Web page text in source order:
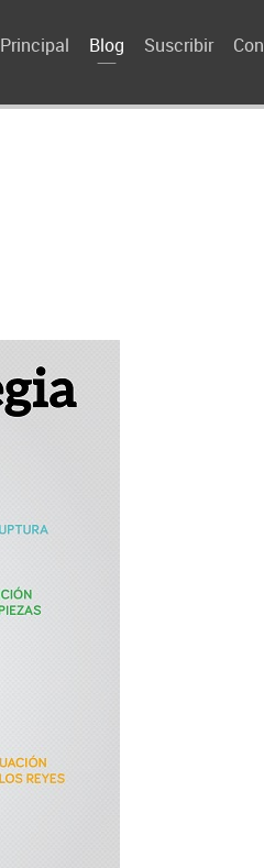
Principal Blog Suscribir